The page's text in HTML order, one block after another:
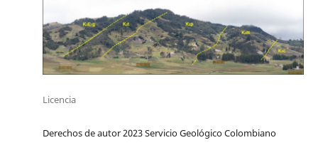
Licencia
Derechos de autor 2023 Servicio Geológico Colombiano